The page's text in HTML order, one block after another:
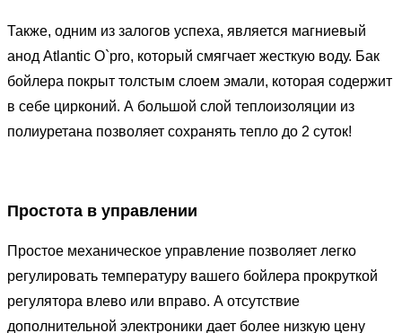
Также, одним из залогов успеха, является магниевый
анод Atlantic O`pro, который смягчает жесткую воду. Бак
бойлера покрыт толстым слоем эмали, которая содержит
в себе цирконий. А большой слой теплоизоляции из
полиуретана позволяет сохранять тепло до 2 суток!
Простота в управлении
Простое механическое управление позволяет легко
регулировать температуру вашего бойлера прокруткой
регулятора влево или вправо. А отсутствие
дополнительной электроники дает более низкую цену